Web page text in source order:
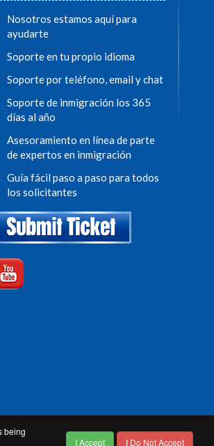
Nosotros estamos aquí para
ayudarte
Soporte en tu propio idioma
Soporte por teléfono, email y chat
Soporte de inmigración los 365
días al año
Asesoramiento en línea de parte
de expertos en inmigración
Guía fácil paso a paso para todos
los solicitantes
being
I Accept I Do Not Accept